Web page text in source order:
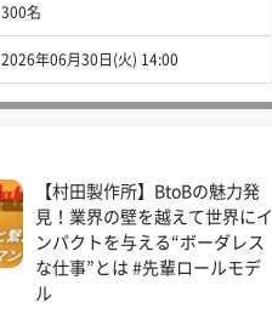
300名
2026年06月30日(火) 14:00
【村田製作所】BtoBの魅力発
見！業界の壁を越えて世界にイ
ンパクトを与える“ボーダレス
な仕事”とは #先輩ロールモデ
ル